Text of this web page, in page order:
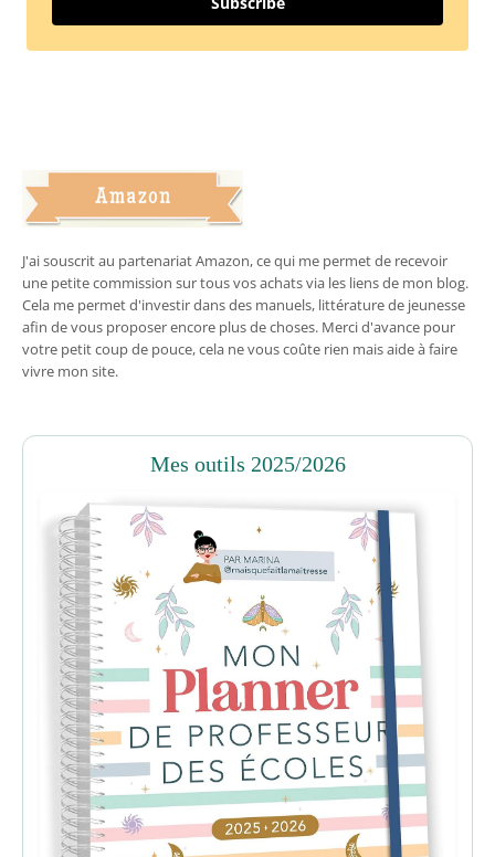
J'ai souscrit au partenariat Amazon, ce qui me permet de recevoir
une petite commission sur tous vos achats via les liens de mon blog.
Cela me permet d'investir dans des manuels, littérature de jeunesse
afin de vous proposer encore plus de choses. Merci d'avance pour
votre petit coup de pouce, cela ne vous coûte rien mais aide à faire
vivre mon site.
Mes outils 2025/2026